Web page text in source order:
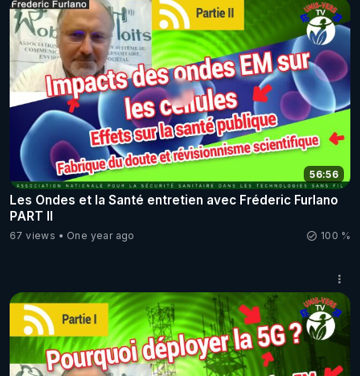
56:56
Les Ondes et la Santé entretien avec Fréderic Furlano
PART II
67 views One year ago 100 %